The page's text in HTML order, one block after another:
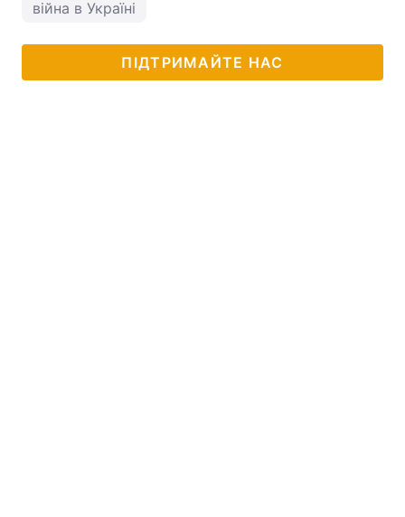
війна в Україні
ПІДТРИМАЙТЕ НАС